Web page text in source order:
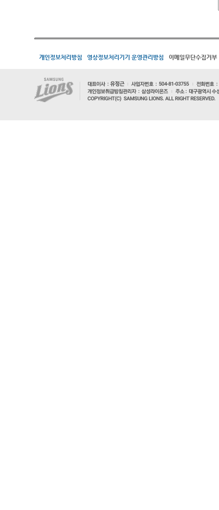
개인정보처리방침 영상정보처리기기 운영관리방침 이메일무단수집거부